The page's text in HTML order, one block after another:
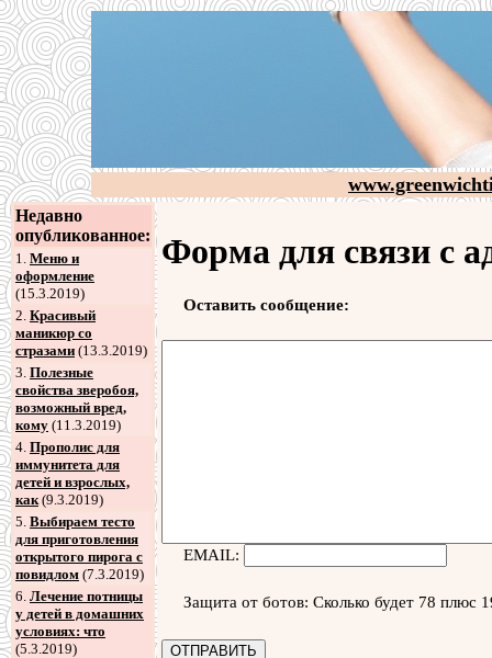
Недавно
опубликованное:
1. Меню и
оформление
(15.3.2019)
2. Красивый
маникюр со
стразами (13.3.2019)
3. Полезные
свойства зверобоя,
возможный вред,
кому (11.3.2019)
4. Прополис для
иммунитета для
детей и взрослых,
как(9.3.2019)
5. Выбираем тесто
для приготовления
открытого пирога с
повидлом (7.3.2019)
6. Лечение потницы
у детей в домашних
условиях: что
(5.3.2019)
Форма для связи с
Оставить сообщение:
EMAIL:
Защита от ботов: Сколько будет 78 плюс